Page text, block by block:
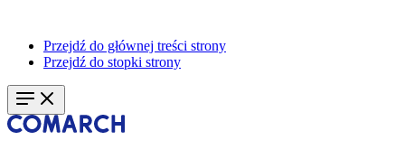
Przejdź do głównej treści strony
Przejdź do stopki strony